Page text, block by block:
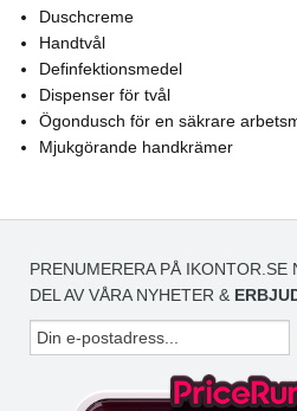
Duschcreme
Handtvål
Definfektionsmedel
Dispenser för tvål
Ögondusch för en säkrare
Mjukgörande handkrämer
PRENUMERERA PÅ IKONTOR.SE
DEL AV VÅRA NYHETER &